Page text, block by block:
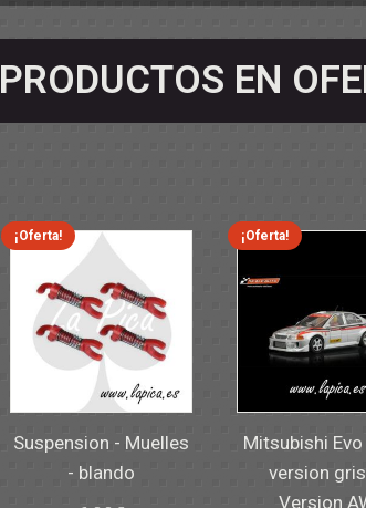
PRODUCTOS EN
¡Oferta!
Suspension - Muelles
- blando
¡Oferta!
Mitsubishi
version
Version